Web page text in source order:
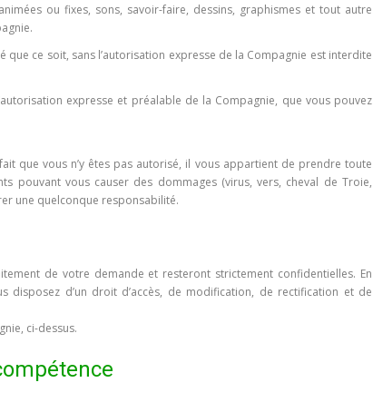
ou fixes, sons, savoir-faire, dessins, graphismes et tout autre
ce soit, sans l’autorisation expresse de la Compagnie est interdite
expresse et préalable de la Compagnie, que vous pouvez
que vous n’y êtes pas autorisé, il vous appartient de prendre toute
pouvant vous causer des dommages (virus, vers, cheval de Troie,
une quelconque responsabilité.
de votre demande et resteront strictement confidentielles. En
d’un droit d’accès, de modification, de rectification et de
ci-dessus.